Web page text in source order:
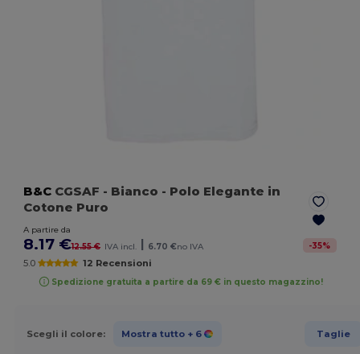
B&C CGSAF - Bianco - Polo Elegante in
Cotone Puro
A partire da
8.17 €12.55 € IVA incl. | 6.70 €no IVA -35%
5.0 12 Recensioni
Spedizione gratuita a partire da 69 € in questo magazzino!
Scegli il colore: Mostra tutto + 6 Taglie